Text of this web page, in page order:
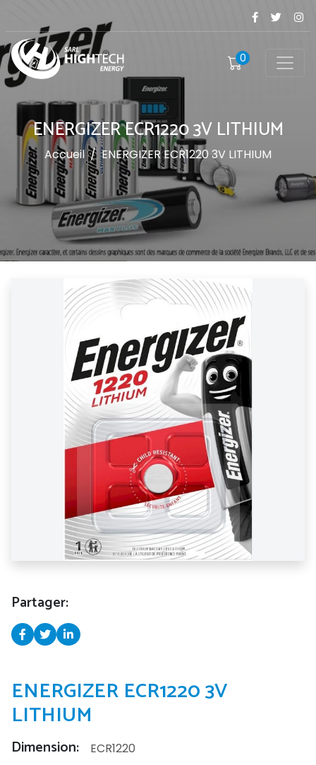
0
ENERGIZER ECR1220 3V LITHIUM
Accueil / ENERGIZER ECR1220 3V LITHIUM
Partager:
ENERGIZER ECR1220 3V
LITHIUM
Dimension: ECR1220